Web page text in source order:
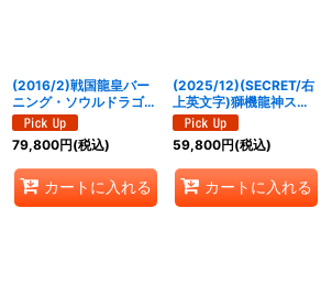
(2016/2)戦国龍皇バー
ニング・ソウルドラゴン
(戦国チャンピオンシッ
プ決勝大会進出)【X】
{BS34-X01}《赤》
79,800円(税込)
カートに入れる
(2025/12)(SECRET/右
上英文字)獅機龍神スト
ライクヴルム・レオ
XV【XV-SEC】
{BSC49-XV08}《白》
59,800円(税込)
カートに入れる